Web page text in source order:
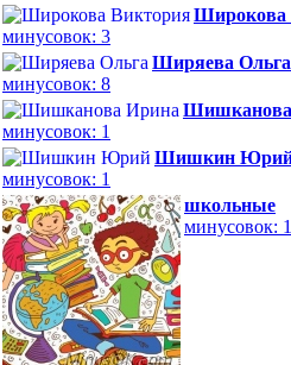
Широкова
минусовок: 3
Ширяева Ольга
минусовок: 8
минусовок: 1
Шишкин
минусовок: 1
школьные
минусовок: